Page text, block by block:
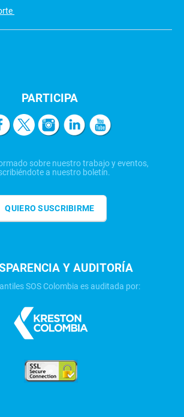
PARTICIPA
sobre nuestro trabajo y eventos,
a nuestro boletín.
QUIERO SUSCRIBIRME
Y AUDITORÍA
SOS Colombia es auditada por: